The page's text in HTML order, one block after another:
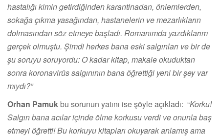
hastalığı kimin getirdiğinden karantinadan, önlemlerden,
sokağa çıkma yasağından, hastanelerin ve mezarlıkların
dolmasından söz etmeye başladı. Romanımda yazdıklarım
gerçek olmuştu. Şimdi herkes bana eski salgınları ve bir de
şu soruyu soruyordu: O kadar kitap, makale okuduktan
sonra koronavirüs salgınının bana öğrettiği yeni bir şey var
mıydı?”
Orhan Pamuk bu sorunun yatını ise şöyle açıkladı: “Korku!
Salgın bana acılar içinde ölme korkusu verdi ve onunla baş
etmeyi öğretti! Bu korkuyu kitapları okuyarak anlamış ama